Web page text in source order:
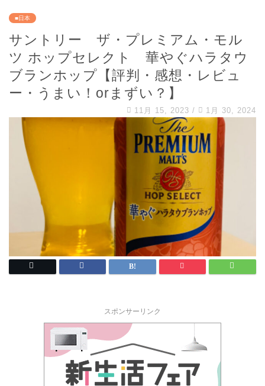
■日本
サントリー ザ・プレミアム・モル
ツ ホップセレクト 華やぐハラタウ
ブランホップ【評判・感想・レビュ
ー・うまい！orまずい？】
11月 15, 2023 / 1月 30, 2024
スポンサーリンク